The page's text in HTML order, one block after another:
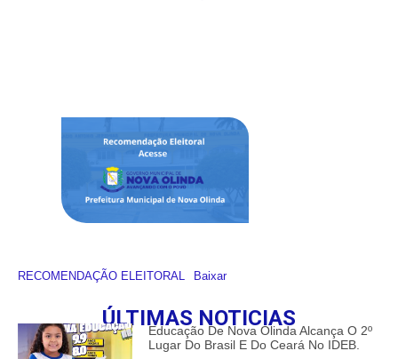
RECOMENDAÇÃO ELEITORAL Baixar
ÚLTIMAS NOTICIAS
Educação De Nova Olinda Alcança O 2º
Lugar Do Brasil E Do Ceará No IDEB.